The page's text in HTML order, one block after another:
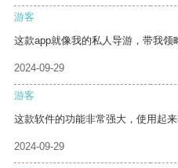
游客
这款app就像我的私人导游，带我领
2024-09-29
游客
这款软件的功能非常强大，使用起来
2024-09-29